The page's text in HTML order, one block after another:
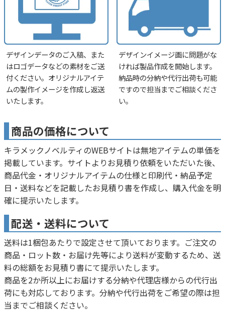
デザインデータのご入稿、また
はロゴデータなどの素材をご送
付ください。オリジナルアイテ
ムの製作イメージを作成し返送
いたします。
デザインイメージ画に問題がな
ければ製品作成を開始します。
納品時の分納や代行出荷も可能
ですので担当までご相談くださ
い。
商品の価格について
キラメックノベルティのWEBサイトは無地アイテムの単価を
掲載しています。サイトよりお見積り依頼をいただいた後、
商品代金・オリジナルアイテムの仕様と印刷代・納品予定
日・送料などを記載したお見積り書を作成し、購入代金を明
確に提示いたします。
配送・送料について
送料は1梱包あたりで設定させて頂いております。ご注文の
商品・ロット数・お届け先等により送料が変動するため、送
料の総額をお見積り書にて提示いたします。
商品を2か所以上にお届けする分納や代理店様からの代行出
荷にも対応しております。分納や代行出荷をご希望の際は担
当までご相談ください。